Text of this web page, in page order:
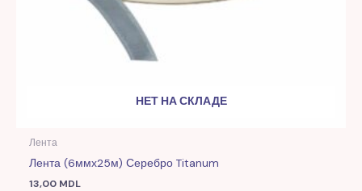
НЕТ НА СКЛАДЕ
Лента
Лента (6ммх25м) Серебро Titanum
13,00 MDL